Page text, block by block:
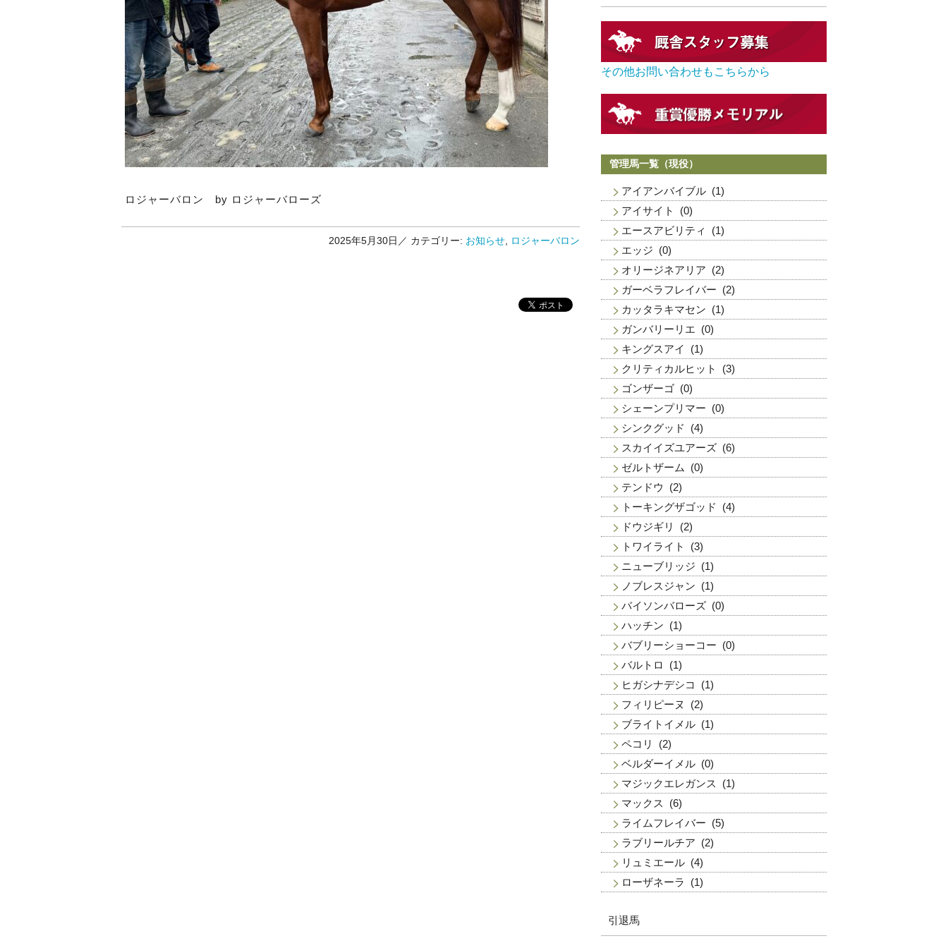
ロジャーバロン by ロジャーバローズ
2025年5月30日／ カテゴリー: お知らせ, ロジャーバロン
その他お問い合わせもこちらから
管理馬一覧（現役）
アイアンバイブル (1)
アイサイト
(0)
エースアビリティ
(1)
エッジ (0)
オリージネアリア (2)
ガーベラフレイバー (2)
カッタラキマセン (1)
ガンバリーリエ (0)
キングスアイ
(1)
クリティカルヒット
(3)
ゴンザーゴ (0)
シェーンプリマー (0)
シンクグッド
(4)
スカイイズユアーズ (6)
ゼルトザーム
(0)
テンドウ
(2)
トーキングザゴッド
(4)
ドウジギリ
(2)
トワイライト
(3)
ニューブリッジ (1)
ノブレスジャン (1)
バイソンバローズ (0)
ハッチン (1)
バブリーショーコー (0)
バルトロ
(1)
ヒガシナデシコ
(1)
フィリピーヌ
(2)
ブライトイメル (1)
ペコリ
(2)
ベルダーイメル (0)
マジックエレガンス
(1)
マックス
(6)
ライムフレイバー (5)
ラブリールチア (2)
リュミエール (4)
ローザネーラ
(1)
引退馬